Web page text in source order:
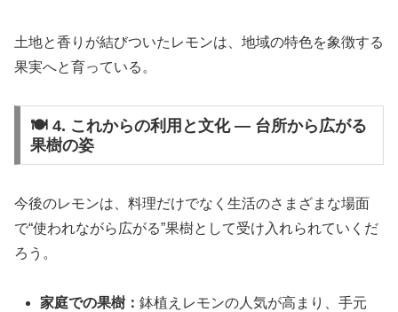
土地と香りが結びついたレモンは、地域の特色を象徴する
果実へと育っている。
🍽 4. これからの利用と文化 ― 台所から広がる
果樹の姿
今後のレモンは、料理だけでなく生活のさまざまな場面
で“使われながら広がる”果樹として受け入れられていくだ
ろう。
家庭での果樹：鉢植えレモンの人気が高まり、手元